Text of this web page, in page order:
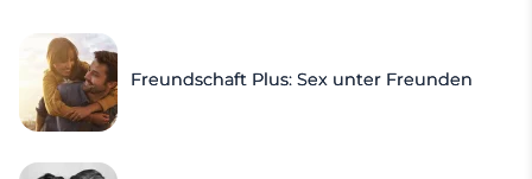
Freundschaft Plus: Sex unter Freunden